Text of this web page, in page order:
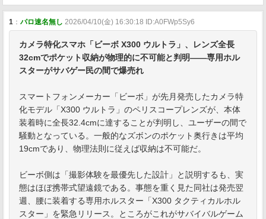
1 ： パロ速名無し 2026/04/10(金) 16:30:18 ID:A0FWp5Sy6
カメラ特化スマホ「ビーボ X300 ウルトラ」、レンズ全長
32cmでポケット収納が物理的に不可能と判明――専用ホル
スターがサバゲー民の間で爆売れ
スマートフォンメーカー「ビーボ」が先月発売したカメラ特
化モデル「X300 ウルトラ」のペリスコープレンズが、本体
装着時に全長32.4cmに達することが判明し、ユーザーの間で
騒動となっている。一般的なズボンのポケット奥行きは平均
19cmであり、物理法則に従えば収納は不可能だ。
ビーボ側は「撮影体験を最優先した設計」と説明するも、実
態はほぼ携帯式望遠鏡である。事態を重く見た同社は発売翌
週、腰に装着する専用ホルスター「X300 タクティカルホル
スター」を緊急リリース。ところがこれがサバイバルゲーム